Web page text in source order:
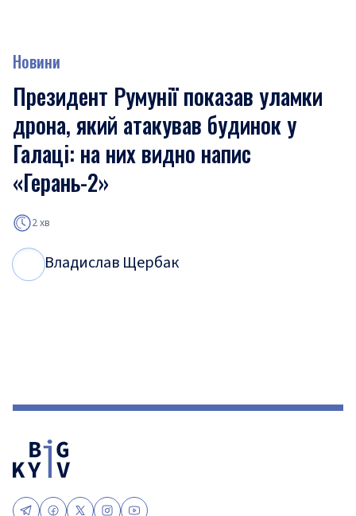
Новини
Президент Румунії показав уламки
дрона, який атакував будинок у
Галаці: на них видно напис
«Герань-2»
2 хв
Владислав Щербак